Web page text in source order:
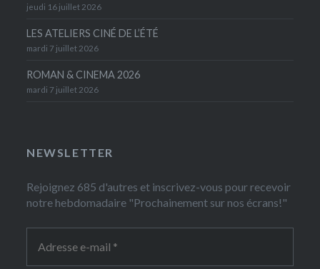
jeudi 16 juillet 2026
LES ATELIERS CINÉ DE L’ÉTÉ
mardi 7 juillet 2026
ROMAN & CINEMA 2026
mardi 7 juillet 2026
NEWSLETTER
Rejoignez 685 d'autres et inscrivez-vous pour recevoir
notre hebdomadaire "Prochainement sur nos écrans!"